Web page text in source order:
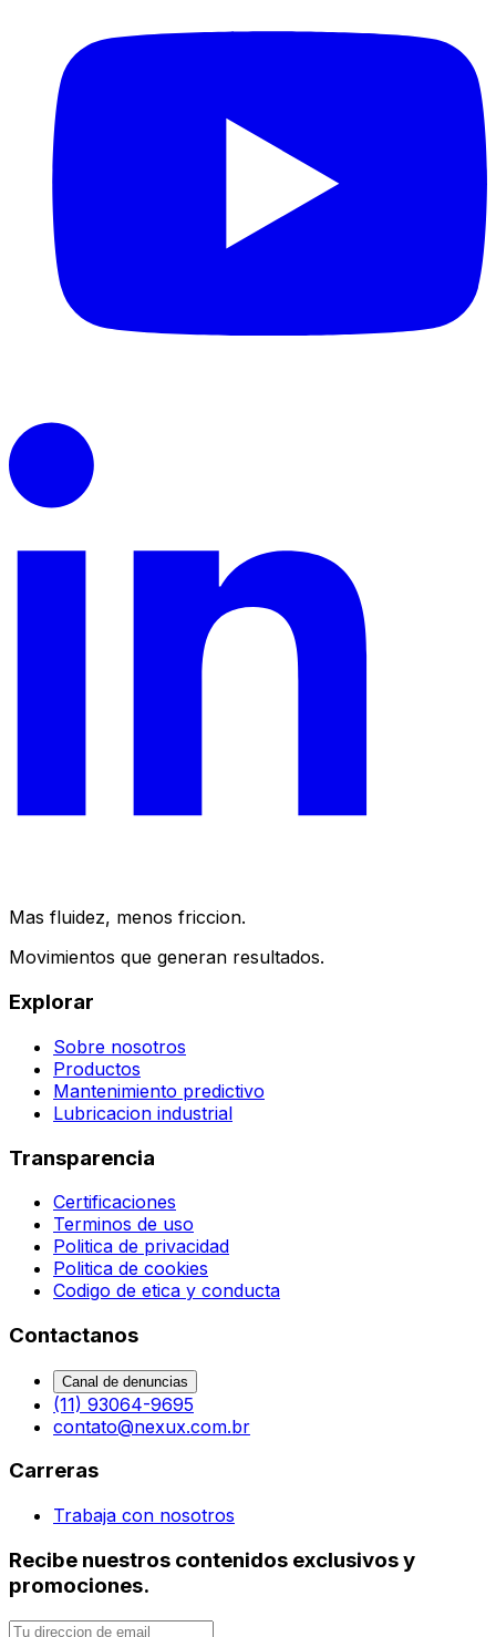
Mas fluidez, menos friccion.
Movimientos que generan resultados.
Explorar
Sobre nosotros
Productos
Mantenimiento predictivo
Lubricacion industrial
Transparencia
Certificaciones
Terminos de uso
Politica de privacidad
Politica de cookies
Codigo de etica y conducta
Contactanos
Canal de denuncias
(11) 93064-9695
contato@nexux.com.br
Carreras
Trabaja con nosotros
Recibe nuestros contenidos exclusivos y
promociones.